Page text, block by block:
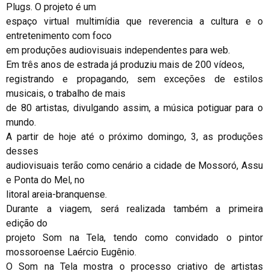
Plugs. O projeto é um
espaço virtual multimídia que reverencia a cultura e o
entretenimento com foco
em produções audiovisuais independentes para web.
Em três anos de estrada já produziu mais de 200 vídeos,
registrando e propagando, sem exceções de estilos
musicais, o trabalho de mais
de 80 artistas, divulgando assim, a música potiguar para o
mundo.
A partir de hoje até o próximo domingo, 3, as produções
desses
audiovisuais terão como cenário a cidade de Mossoró, Assu
e Ponta do Mel, no
litoral areia-branquense.
Durante a viagem, será realizada também a primeira
edição do
projeto Som na Tela, tendo como convidado o pintor
mossoroense Laércio Eugênio.
O Som na Tela mostra o processo criativo de artistas